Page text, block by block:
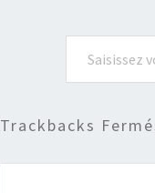
Saisissez votre adresse e-mail…
Trackbacks